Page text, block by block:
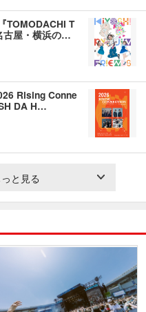
TOMODACHI T
古屋・横浜の…
Rising Conne
DA H…
と見る